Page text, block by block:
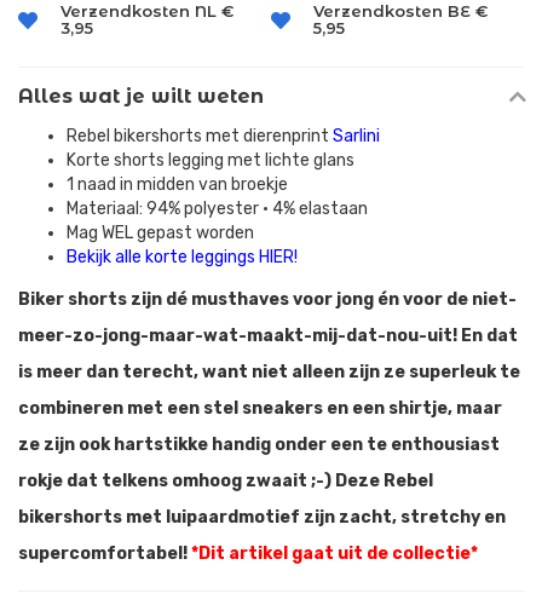
Verzendkosten NL €
3,95
Verzendkosten BE €
5,95
Alles wat je wilt weten
Rebel bikershorts met dierenprint Sarlini
Korte shorts legging met lichte glans
1 naad in midden van broekje
Materiaal: 94% polyester • 4% elastaan
Mag WEL gepast worden
Bekijk alle korte leggings HIER!
Biker shorts zijn dé musthaves voor jong én voor de niet-
meer-zo-jong-maar-wat-maakt-mij-dat-nou-uit! En dat
is meer dan terecht, want niet alleen zijn ze superleuk te
combineren met een stel sneakers en een shirtje, maar
ze zijn ook hartstikke handig onder een te enthousiast
rokje dat telkens omhoog zwaait ;-) Deze Rebel
bikershorts met luipaardmotief zijn zacht, stretchy en
supercomfortabel!*Dit artikel gaat uit de collectie*